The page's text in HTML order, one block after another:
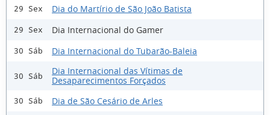
29 Sex Dia do Martírio de São João Batista
29 Sex Dia Internacional do Gamer
30 Sáb Dia Internacional do Tubarão-Baleia
30 Sáb
Dia Internacional das Vítimas de
Desaparecimentos Forçados
30 Sáb Dia de São Cesário de Arles